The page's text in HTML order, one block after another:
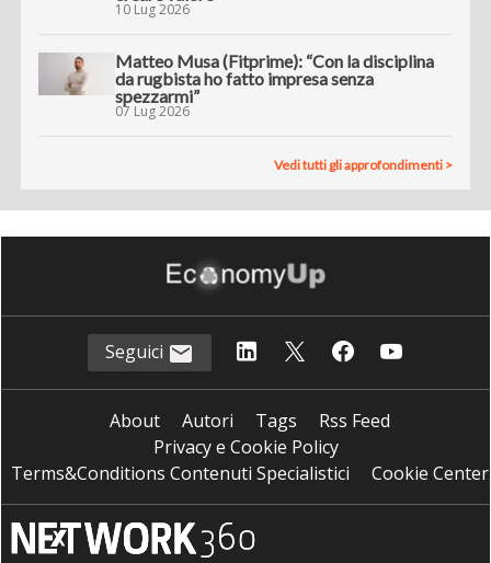
10 Lug 2026
Matteo Musa (Fitprime): “Con la disciplina
da rugbista ho fatto impresa senza
spezzarmi”
07 Lug 2026
Vedi tutti gli approfondimenti >
Seguici
About Autori Tags
Rss Feed
Privacy e Cookie Policy
Terms&Conditions Contenuti Specialistici
Cookie Center